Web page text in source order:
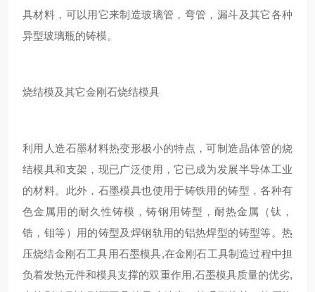
具材料，可以用它来制造玻璃管，弯管，漏斗及其它各种
异型玻璃瓶的铸模。
烧结模及其它金刚石烧结模具
利用人造石墨材料热变形极小的特点，可制造晶体管的烧
结模具和支架，现已广泛使用，它已成为发展半导体工业
的材料。此外，石墨模具也使用于铸铁用的铸型，各种有
色金属用的耐久性铸模，铸钢用铸型，耐热金属（钛，
锆，钼等）用的铸型及焊钢轨用的铝热焊型的铸型等。热
压烧结金刚石工具用石墨模具,在金刚石工具制造过程中担
负着发热元件和模具支撑的双重作用,石墨模具质量的优劣,